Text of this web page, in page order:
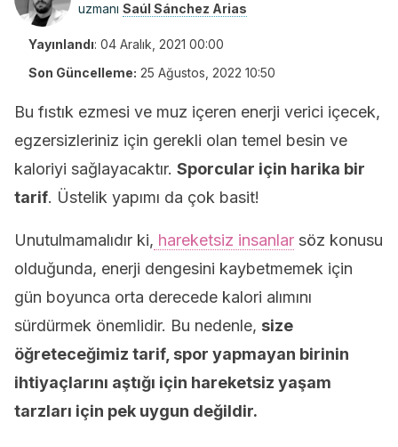
uzmanı Saúl Sánchez Arias
Yayınlandı: 04 Aralık, 2021 00:00
Son Güncelleme: 25 Ağustos, 2022 10:50
Bu fıstık ezmesi ve muz içeren enerji verici içecek,
egzersizleriniz için gerekli olan temel besin ve
kaloriyi sağlayacaktır. Sporcular için harika bir
tarif. Üstelik yapımı da çok basit!
Unutulmamalıdır ki, hareketsiz insanlar söz konusu
olduğunda, enerji dengesini kaybetmemek için
gün boyunca orta derecede kalori alımını
sürdürmek önemlidir. Bu nedenle, size
öğreteceğimiz tarif, spor yapmayan birinin
ihtiyaçlarını aştığı için hareketsiz yaşam
tarzları için pek uygun değildir.